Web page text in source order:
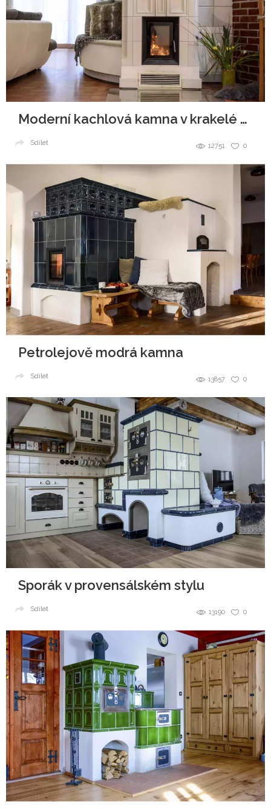
Moderní kachlová kamna v krakelé glazuře
0
12751
Sdílet
Petrolejově modrá kamna
0
13857
Sdílet
Sporák v provensálském stylu
0
13190
Sdílet